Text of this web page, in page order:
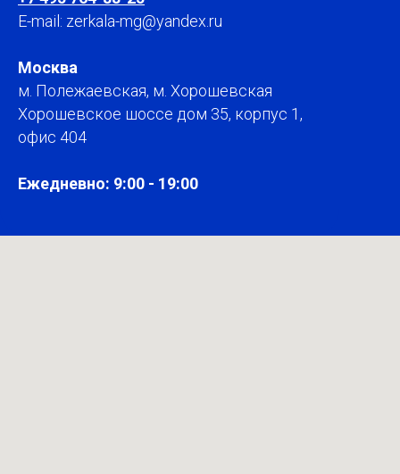
E-mail: zerkala-mg@yandex.ru
Москва
м. Полежаевская, м. Хорошевская
Хорошевское шоссе дом 35, корпус 1,
офис 404
Ежедневно: 9:00 - 19:00